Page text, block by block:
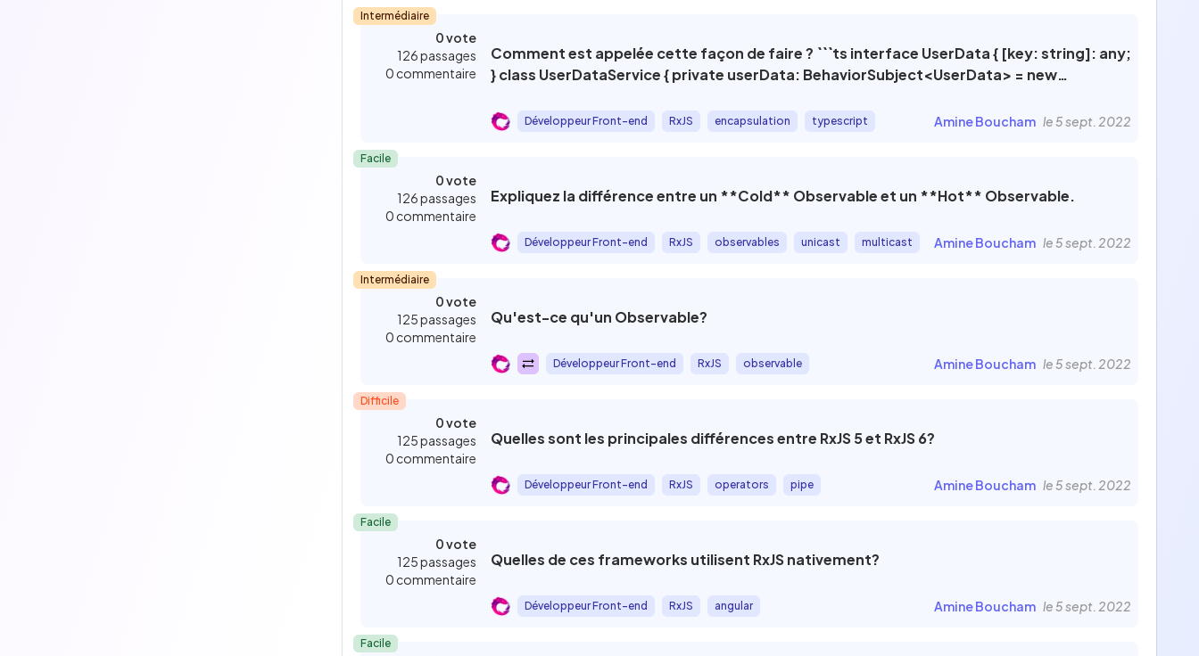
Intermédiaire
0 vote
126 passages
0 commentaire
Comment est appelée cette façon de faire ? ```ts interface UserData { [key: string]: any;
} class UserDataService { private userData: BehaviorSubject<UserData> = new
this.userData.asObservable(); public setUserData(userData: UserData) {
Développeur Front-end RxJS encapsulation typescript Amine Boucham le 5 sept. 2022
Facile
0 vote
126 passages
0 commentaire
Expliquez la différence entre un **Cold** Observable et un **Hot** Observable.
Développeur Front-end RxJS observables unicast multicast Amine Boucham le 5 sept. 2022
Intermédiaire
0 vote
125 passages
0 commentaire
Qu'est-ce qu'un Observable?
Développeur Front-end RxJS observable Amine Boucham le 5 sept. 2022
Difficile
0 vote
125 passages
0 commentaire
Quelles sont les principales différences entre RxJS 5 et RxJS 6?
Développeur Front-end RxJS operators pipe Amine Boucham le 5 sept. 2022
Facile
0 vote
125 passages
0 commentaire
Quelles de ces frameworks utilisent RxJS nativement?
Développeur Front-end RxJS angular Amine Boucham le 5 sept. 2022
Facile